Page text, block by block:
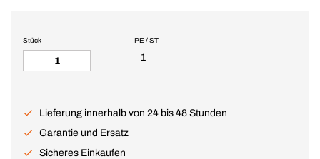
PE / ST
1
Stück
Lieferung innerhalb von 24 bis 48 Stunden
Garantie und Ersatz
Sicheres Einkaufen